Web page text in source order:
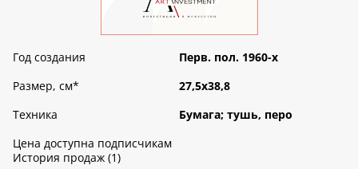
Год создания
Перв. пол. 1960-х
Размер, см*
27,5х38,8
Техника
Бумага; тушь, перо
Цена доступна подписчикам
История продаж (1)